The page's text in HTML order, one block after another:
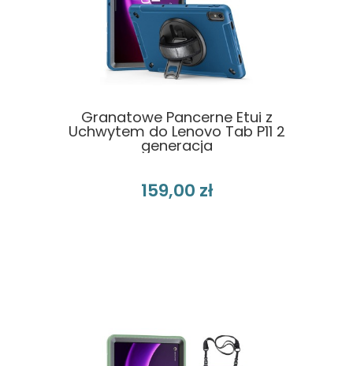
Granatowe Pancerne Etui z
Uchwytem do Lenovo Tab P11 2
generacja
159,00 zł